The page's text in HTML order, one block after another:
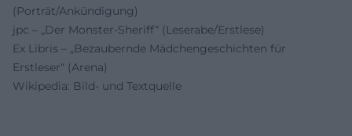
(Porträt/Ankündigung)
jpc – „Der Monster-Sheriff“ (Leserabe/Erstlese)
Ex Libris – „Bezaubernde Mädchengeschichten für
Erstleser“ (Arena)
Wikipedia: Bild- und Textquelle